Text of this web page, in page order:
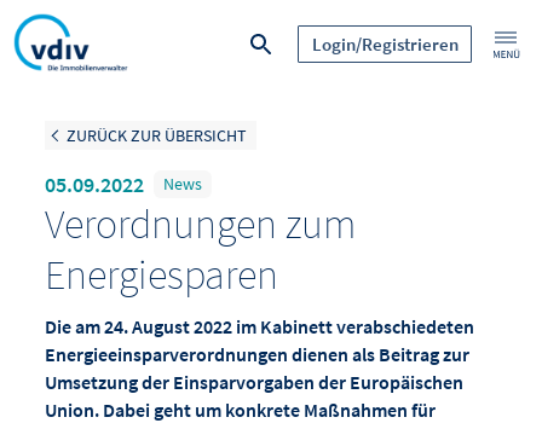
Login/Registrieren
ZURÜCK ZUR ÜBERSICHT
05.09.2022 News
Verordnungen zum
Energiesparen
Die am 24. August 2022 im Kabinett verabschiedeten
Energieeinsparverordnungen dienen als Beitrag zur
Umsetzung der Einsparvorgaben der Europäischen
Union. Dabei geht um konkrete Maßnahmen für